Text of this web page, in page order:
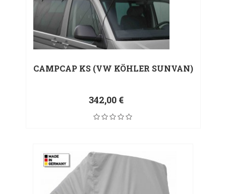
CAMPCAP KS (VW KÖHLER SUNVAN)
342,00 €